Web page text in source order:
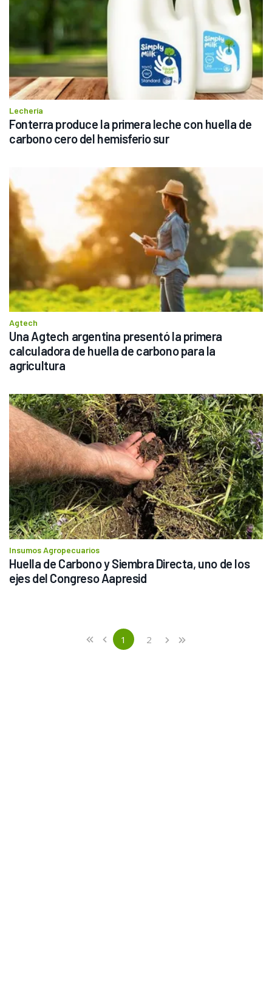
Lechería
Fonterra produce la primera leche con huella de
carbono cero del hemisferio sur
Agtech
Una Agtech argentina presentó la primera
calculadora de huella de carbono para la
agricultura
Insumos Agropecuarios
Huella de Carbono y Siembra Directa, uno de los
ejes del Congreso Aapresid
«
First ‹
Previous 1(current)
2 ›Next
»
Last